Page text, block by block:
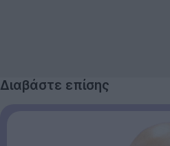
Διαβάστε επίσης